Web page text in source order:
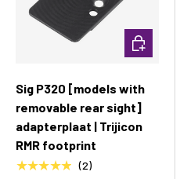
Sig P320 [models with
removable rear sight]
adapterplaat | Trijicon
RMR footprint
★★★★★ (2)